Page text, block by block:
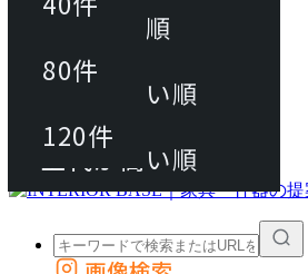
動画マニュアル
FAQ
カート
80件
120件
おすすめ順
上代が安い順
上代が高い順
80件
120件